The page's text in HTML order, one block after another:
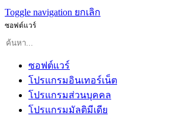
Toggle navigation ยกเลิก
ซอฟต์แวร์
ซอฟต์แวร์
โปรแกรมอินเทอร์เน็ต
โปรแกรมส่วนบุคคล
โปรแกรมมัลติมีเดีย